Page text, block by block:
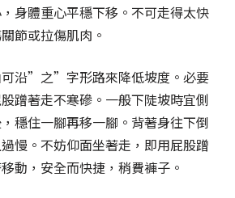
身體重心平穩下移。不可走得太快
節或拉傷肌肉。
沿”之”字形路來降低坡度。必要
蹭著走不寒磣。一般下陡坡時宜側
穩住一腳再移一腳。背著身往下倒
慢。不妨仰面坐著走，即用屁股蹭
動，安全而快捷，稍費褲子。